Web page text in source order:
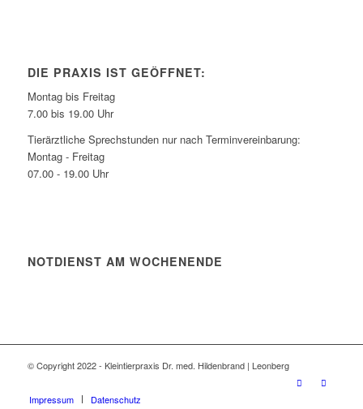
DIE PRAXIS IST GEÖFFNET:
Montag bis Freitag
7.00 bis 19.00 Uhr
Tierärztliche Sprechstunden nur nach Terminvereinbarung:
Montag - Freitag
07.00 - 19.00 Uhr
NOTDIENST AM WOCHENENDE
© Copyright 2022 - Kleintierpraxis Dr. med. Hildenbrand | Leonberg
Impressum Datenschutz